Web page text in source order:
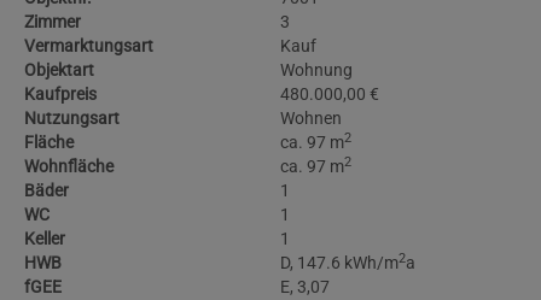
Zimmer
3
Vermarktungsart
Kauf
Objektart
Wohnung
Kaufpreis
480.000,00 €
Nutzungsart
Wohnen
Fläche
ca. 97 m2
Wohnfläche ca. 97 m2
Bäder
1
WC
1
Keller
1
HWB
D, 147.6 kWh/m2a
fGEE
E, 3,07